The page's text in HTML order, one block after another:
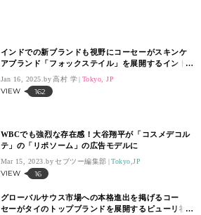
インドでの新ブランドも視野にコーセーがスキンケ
アブランド「フォックステイル」を展開するインド
Jan 16, 2025. 高村 学 Tokyo, JP
VIEW 162
WBCでも強烈な存在感！大谷翔平が「コスメデコル
テ」の「リポソーム」の広告モデルに
Mar 15, 2023. セブツー編集部 Tokyo,JP
VIEW 16
グローバルサウス市場への本格進出を掲げるコー
セーがタイのトップブランドを展開するピューリ社